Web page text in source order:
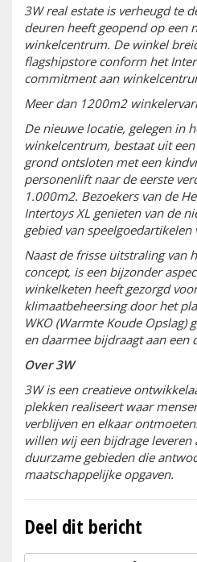
3W real estate is verheugd te
deuren heeft geopend op een
winkelcentrum. De winkel
flagshipstore conform het
commitment aan
Meer dan 1200m2
De nieuwe locatie, gelegen in
winkelcentrum, bestaat uit
grond ontsloten met een
personenlift naar de eerste
1.000m2. Bezoekers van de
Intertoys XL genieten van de
gebied van
Naast de frisse uitstraling van
concept, is een bijzonder
winkelketen heeft gezorgd
klimaatbeheersing door het
WKO (Warmte Koude
en daarmee bijdraagt aan een
Over 3W
3W is een creatieve
plekken realiseert waar
verblijven en elkaar
willen wij een bijdrage leveren
duurzame gebieden die
maatschappelijke opgaven.
Deel dit bericht